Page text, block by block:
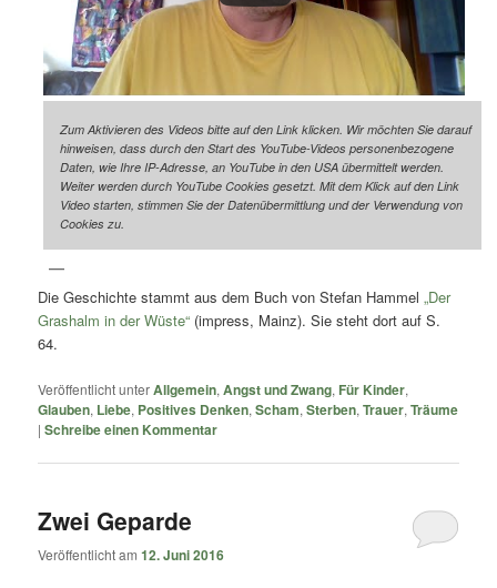
Zum Aktivieren des Videos bitte auf den Link klicken. Wir möchten Sie darauf
hinweisen, dass durch den Start des YouTube-Videos personenbezogene
Daten, wie Ihre IP-Adresse, an YouTube in den USA übermittelt werden.
Weiter werden durch YouTube Cookies gesetzt. Mit dem Klick auf den Link
Video starten, stimmen Sie der Datenübermittlung und der Verwendung von
Cookies zu.
Die Geschichte stammt aus dem Buch von Stefan Hammel„Der
Grashalm in der Wüste“ (impress, Mainz). Sie steht dort auf S.
64.
Veröffentlicht unterAllgemein,Angst und Zwang, Für Kinder,
Glauben, Liebe, Positives Denken,Scham,Sterben,Trauer,Träume
|Schreibe einen Kommentar
Zwei Geparde
Veröffentlicht am12. Juni 2016